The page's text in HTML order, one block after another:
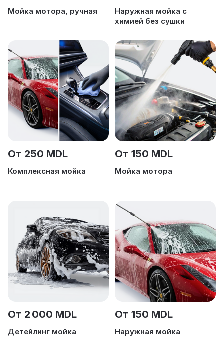
Мойка мотора, ручная
Наружная мойка с
химией без сушки
От 250 MDL
Комплексная мойка
От 150 MDL
Мойка мотора
От 2 000 MDL
Детейлинг мойка
От 150 MDL
Наружная мойка